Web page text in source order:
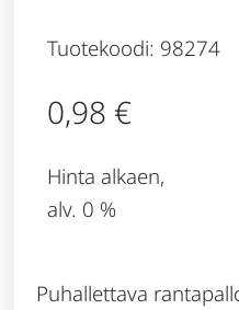
Tuotekoodi: 98274
0,98 €
Hinta alkaen,
alv. 0 %
Puhallettava